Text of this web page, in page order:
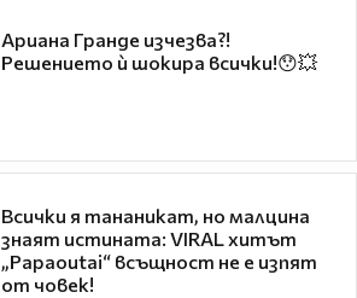
Ариана Гранде изчезва?!
Решението ѝ шокира всички!😯💥
Всички я тананикат, но малцина
знаят истината: VIRAL хитът
„Papaoutai“ всъщност не е изпят
от човек!